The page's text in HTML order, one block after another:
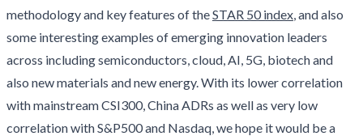
methodology and key features of theSTAR 50 index , and also
some interesting examples of emerging innovation leaders
across including semiconductors, cloud, AI, 5G, biotech and
also new materials and new energy. With its lower correlation
with mainstream CSI300, China ADRs as well as very low
correlation with S&P500 and Nasdaq, we hope it would be a